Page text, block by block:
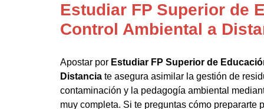
Estudiar FP Superior de
Control Ambiental a
Apostar por Estudiar FP Superior de
Distancia te asegura asimilar la gestión de
contaminación y la pedagogía ambiental
muy completa. Si te preguntas cómo prepararte